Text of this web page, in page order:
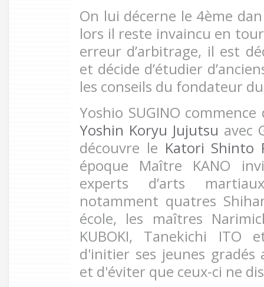
On lui décerne le 4ème
lors il reste invaincu en
erreur d’arbitrage, il est
et décide d’étudier
les conseils du fondateur
Yoshio SUGINO
Yoshin Koryu Jujutsu avec
découvre le Katori Shinto
époque Maître KANO
experts d’arts
notamment quatres
école, les maîtres
KUBOKI, Tanekichi ITO
d'initier ses jeunes
et d'éviter que ceux-ci ne